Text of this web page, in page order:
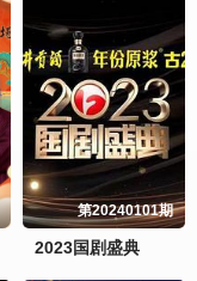
第20240101期
2023国剧盛典